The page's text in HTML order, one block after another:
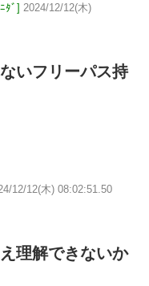
ﾀﾞ] 2024/12/12(木)
いフリーパス持
12/12(木) 08:02:51.50
理解できないか